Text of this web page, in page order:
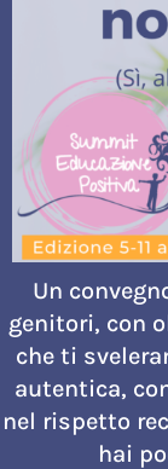
Un
genitori, con
che ti
autentica,
nel rispetto
hai